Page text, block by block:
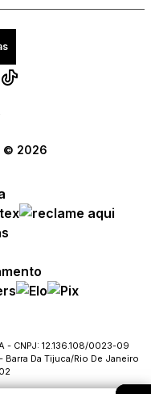
com um Embaixador
seu pedido
troca ou devolução
o SAC
com um Embaixador
seu pedido
troca ou devolução
o SAC
© 2026
- CNPJ: 12.136.108/0023-09
Da Tijuca/Rio De Janeiro
com um Embaixador
seu pedido
troca ou devolução
o SAC